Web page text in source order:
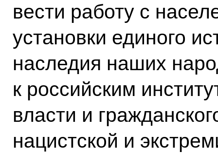
вести работу с
установки единого
наследия наших
к российским
власти и
нацистской и